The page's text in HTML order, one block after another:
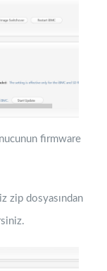
firmware
zip dosyasından